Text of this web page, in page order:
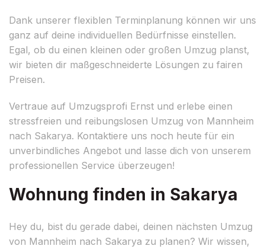
Dank unserer flexiblen Terminplanung können wir uns
ganz auf deine individuellen Bedürfnisse einstellen.
Egal, ob du einen kleinen oder großen Umzug planst,
wir bieten dir maßgeschneiderte Lösungen zu fairen
Preisen.
Vertraue auf Umzugsprofi Ernst und erlebe einen
stressfreien und reibungslosen Umzug von Mannheim
nach Sakarya. Kontaktiere uns noch heute für ein
unverbindliches Angebot und lasse dich von unserem
professionellen Service überzeugen!
Wohnung finden in Sakarya
Hey du, bist du gerade dabei, deinen nächsten Umzug
von Mannheim nach Sakarya zu planen? Wir wissen,